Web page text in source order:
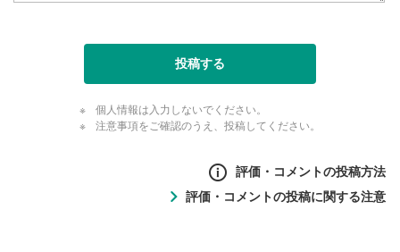
投稿する
個人情報は入力しないでください。
注意事項をご確認のうえ、投稿してください。
評価・コメントの投稿方法
評価・コメントの投稿に関する注意